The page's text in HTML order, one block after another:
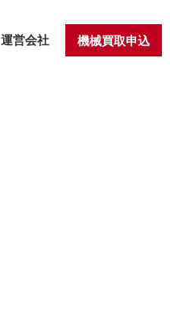
運営会社 機械買取申込